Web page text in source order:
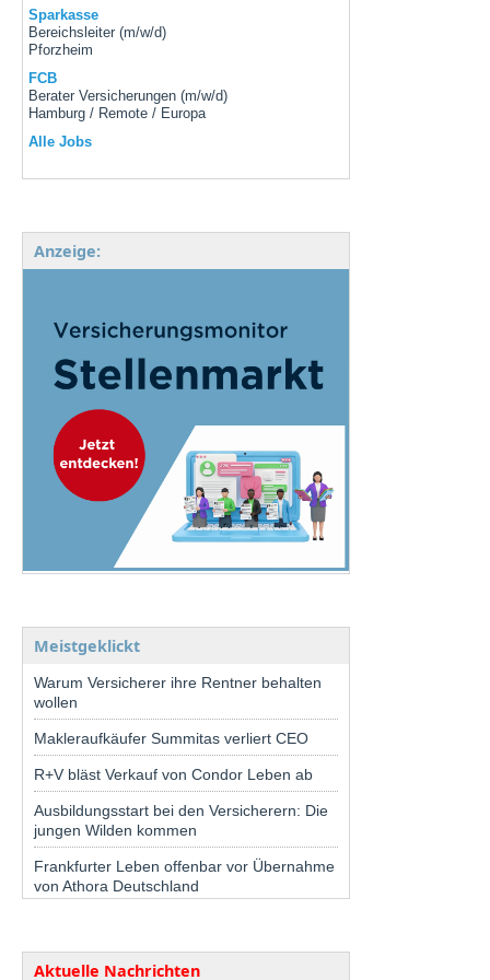
Sparkasse
Bereichsleiter (m/w/d)
Pforzheim
FCB
Berater Versicherungen (m/w/d)
Hamburg / Remote / Europa
Alle Jobs
Anzeige:
Meistgeklickt
Warum Versicherer ihre Rentner behalten
wollen
Makleraufkäufer Summitas verliert CEO
R+V bläst Verkauf von Condor Leben ab
Ausbildungsstart bei den Versicherern: Die
jungen Wilden kommen
Frankfurter Leben offenbar vor Übernahme
von Athora Deutschland
Aktuelle Nachrichten